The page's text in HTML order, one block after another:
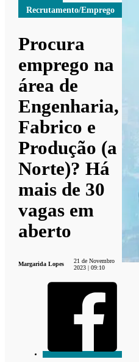
Recrutamento/Emprego
Procura
emprego na
área de
Engenharia,
Fabrico e
Produção (a
Norte)? Há
mais de 30
vagas em
aberto
Margarida Lopes
21 de Novembro
2023 | 09:10